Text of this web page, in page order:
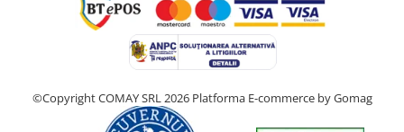
©Copyright COMAY SRL 2026 Platforma E-commerce by Gomag